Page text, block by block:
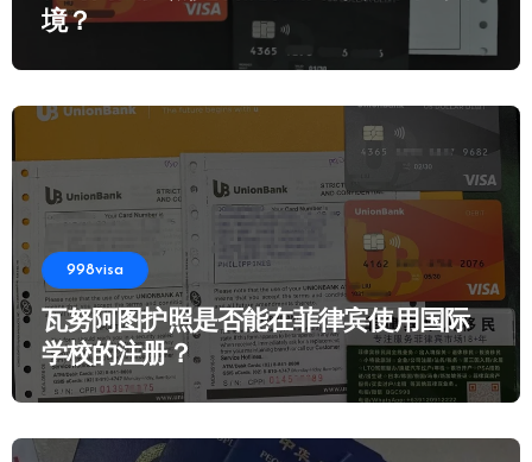
境？
998visa
瓦努阿图护照是否能在菲律宾使用国际
学校的注册？